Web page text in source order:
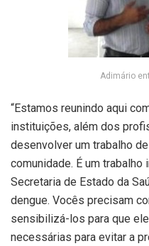
Adimário
“Estamos reunindo aqui
instituições, além dos
desenvolver um trabalho
comunidade. É um trabalho
Secretaria de Estado da
dengue. Vocês precisam
sensibilizá-los para que
necessárias para evitar a